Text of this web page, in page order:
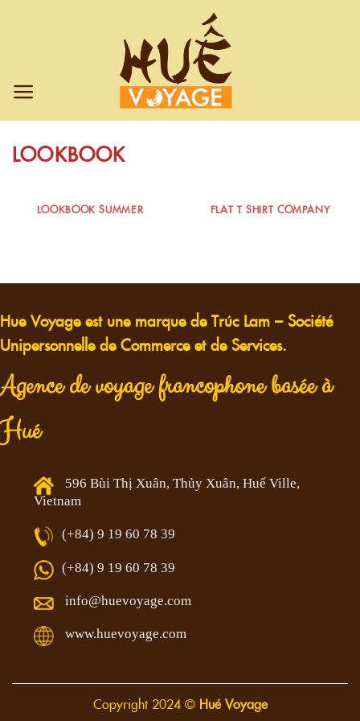
LOOKBOOK
LOOKBOOK SUMMER FLAT T-SHIRT COMPANY
Hue Voyage est une marque de Trúc Lam – Société
Unipersonnelle de Commerce et de Services.
Agence de voyage francophone basée à
Hué
596 Bùi Thị Xuân, Thủy Xuân, Huế Ville,
Vietnam
(+84) 9 19 60 78 39
(+84) 9 19 60 78 39
info@huevoyage.com
www.huevoyage.com
Copyright 2024 © Hué Voyage